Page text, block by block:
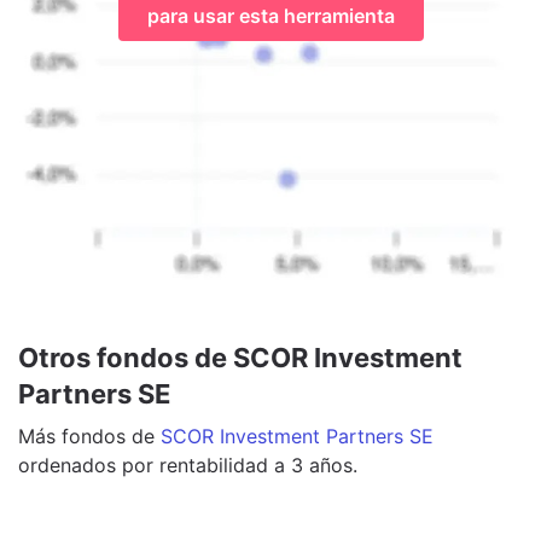
para usar esta herramienta
Otros fondos de SCOR Investment
Partners SE
Más fondos de SCOR Investment Partners SE
ordenados por rentabilidad a 3 años.